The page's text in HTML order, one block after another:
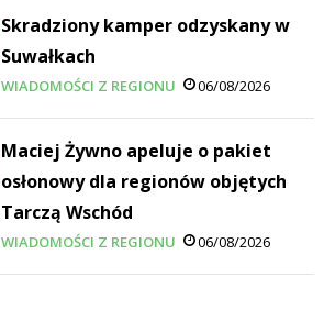
Skradziony kamper odzyskany w
Suwałkach
WIADOMOŚCI Z REGIONU 06/08/2026
Maciej Żywno apeluje o pakiet
osłonowy dla regionów objętych
Tarczą Wschód
WIADOMOŚCI Z REGIONU 06/08/2026